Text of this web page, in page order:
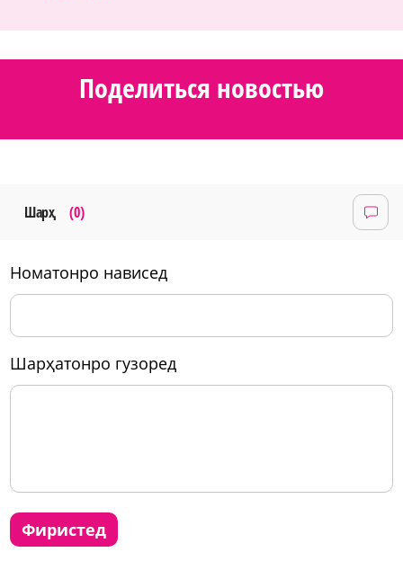
Поделиться новостью
Шарҳ (0)
номатонро нависед
шарҳатонро гузоред
фиристед